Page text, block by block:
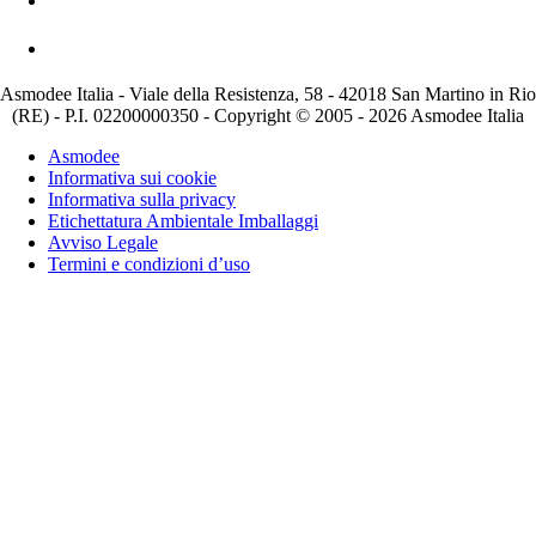
Asmodee Italia - Viale della Resistenza, 58 - 42018 San Martino in Rio
(RE) - P.I. 02200000350 - Copyright © 2005 - 2026 Asmodee Italia
Asmodee
Informativa sui cookie
Informativa sulla privacy
Etichettatura Ambientale Imballaggi
Avviso Legale
Termini e condizioni d’uso